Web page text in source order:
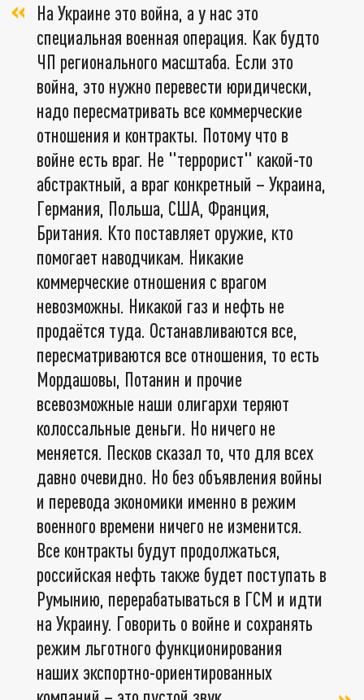
На Украине это война, а у нас это
специальная военная операция. Как будто
ЧП регионального масштаба. Если это
война, это нужно перевести юридически,
надо пересматривать все коммерческие
отношения и контракты. Потому что в
войне есть враг. Не "террорист" какой-то
абстрактный, а враг конкретный – Украина,
Германия, Польша, США, Франция,
Британия. Кто поставляет оружие, кто
помогает наводчикам. Никакие
коммерческие отношения с врагом
невозможны. Никакой газ и нефть не
продаётся туда. Останавливаются все,
пересматриваются все отношения, то есть
Мордашовы, Потанин и прочие
всевозможные наши олигархи теряют
колоссальные деньги. Но ничего не
меняется. Песков сказал то, что для всех
давно очевидно. Но без объявления войны
и перевода экономики именно в режим
военного времени ничего не изменится.
Все контракты будут продолжаться,
российская нефть также будет поступать в
Румынию, перерабатываться в ГСМ и идти
на Украину. Говорить о войне и сохранять
режим льготного функционирования
наших экспортно-ориентированных